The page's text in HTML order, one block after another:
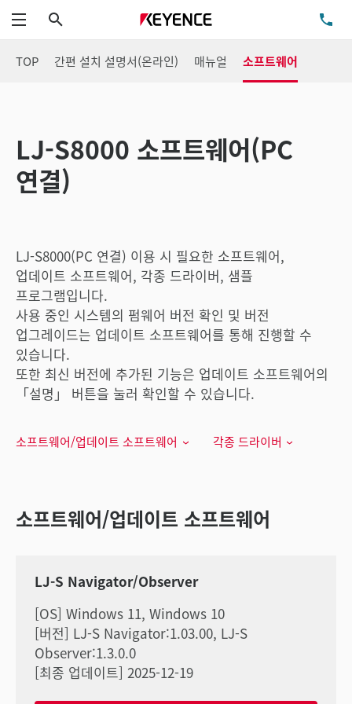
메뉴
TOP 간편 설치 설명서(온라인) 매뉴얼 소프트웨어
LJ-S8000 소프트웨어(PC
연결)
LJ-S8000(PC 연결) 이용 시 필요한 소프트웨어,
업데이트 소프트웨어, 각종 드라이버, 샘플
프로그램입니다.
사용 중인 시스템의 펌웨어 버전 확인 및 버전
업그레이드는 업데이트 소프트웨어를 통해 진행할 수
있습니다.
또한 최신 버전에 추가된 기능은 업데이트 소프트웨어의
「설명」 버튼을 눌러 확인할 수 있습니다.
소프트웨어/업데이트 소프트웨어 각종 드라이버
소프트웨어/업데이트 소프트웨어
LJ-S Navigator/Observer
[OS] Windows 11, Windows 10
[버전] LJ-S Navigator:1.03.00, LJ-S
Observer:1.3.0.0
[최종 업데이트] 2025-12-19